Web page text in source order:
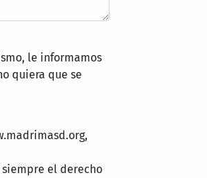
le informamos
quiera que se
el derecho